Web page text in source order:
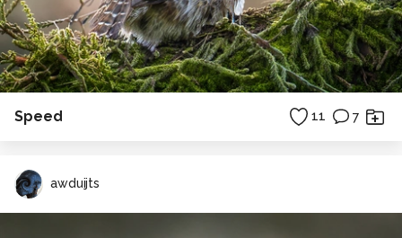
Speed 11 7
awduijts